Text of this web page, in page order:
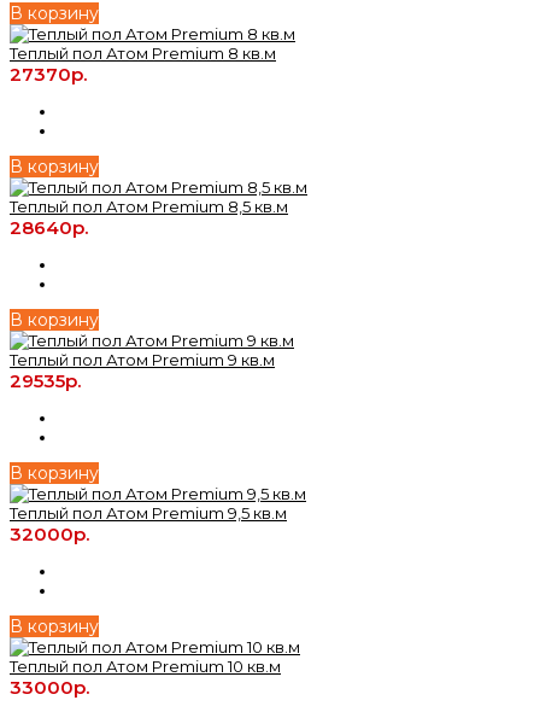
В корзину
Теплый пол Атом Premium 8 кв.м
27370р.
В корзину
Теплый пол Атом Premium 8,5 кв.м
28640р.
В корзину
Теплый пол Атом Premium 9 кв.м
29535р.
В корзину
Теплый пол Атом Premium 9,5 кв.м
32000р.
В корзину
Теплый пол Атом Premium 10 кв.м
33000р.